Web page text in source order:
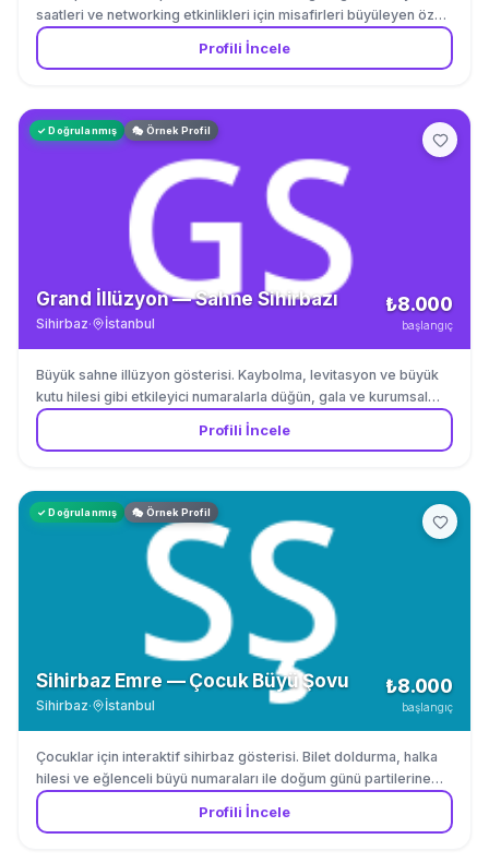
saatleri ve networking etkinlikleri için misafirleri büyüleyen özel
gösteriler.
Profili İncele
✓ Doğrulanmış 🎭 Örnek Profil
Grand İllüzyon — Sahne Sihirbazı
Sihirbaz· İstanbul
₺8.000
başlangıç
Büyük sahne illüzyon gösterisi. Kaybolma, levitasyon ve büyük
kutu hilesi gibi etkileyici numaralarla düğün, gala ve kurumsal
etkinlikler.
Profili İncele
✓ Doğrulanmış 🎭 Örnek Profil
Sihirbaz Emre — Çocuk Büyü Şovu
Sihirbaz· İstanbul
₺8.000
başlangıç
Çocuklar için interaktif sihirbaz gösterisi. Bilet doldurma, halka
hilesi ve eğlenceli büyü numaraları ile doğum günü partilerine
renk katar.
Profili İncele